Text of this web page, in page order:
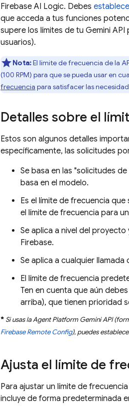
Firebase AI Logic. Debes
que acceda a tus funciones
supere los límites de tu Gemini API
usuarios).
Nota:El límite de frecuencia de la
(100 RPM) para que se pueda usar en
frecuencia para satisfacer las
Detalles sobre el
Estos son algunos detalles
específicamente, las solicitudes
Se basa en las "solicitudes
basa en el modelo.
Es el límite de frecuencia que
el límite de frecuencia para
Se aplica a nivel del
Firebase.
Se aplica a cualquier
El límite de frecuencia
Ten en cuenta que aún
arriba), que tienen prioridad
* Si usas laAgent Platform Gemini API
Firebase Remote Config), puedes
Ajusta el límite de
Para ajustar un límite de
incluye de forma predeterminada